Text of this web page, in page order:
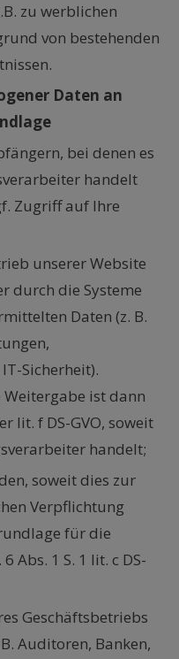
zu werblichen
von bestehenden
Daten an
bei denen es
handelt
Zugriff auf Ihre
unserer Website
durch die Systeme
Daten (z. B.
Sicherheit).
ist dann
lit. f DS-GVO, soweit
handelt;
soweit dies zur
Verpflichtung
für die
Abs. 1 S. 1 lit. c DS-
Geschäftsbetriebs
Auditoren, Banken,